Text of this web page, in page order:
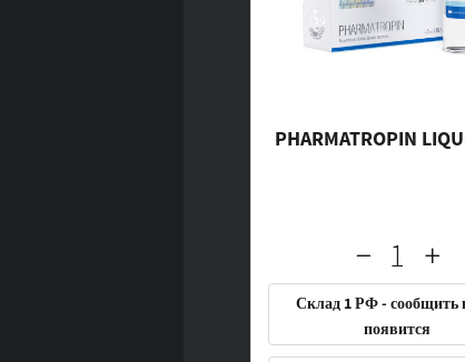
PHARMATROPIN
Склад 1 РФ - сообщить
появится